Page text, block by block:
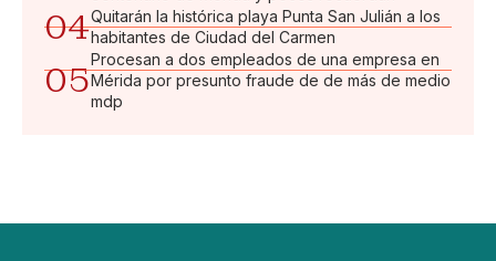
04Quitarán la histórica playa Punta San Julián a los
habitantes de Ciudad del Carmen
05
Procesan a dos empleados de una empresa en
Mérida por presunto fraude de de más de medio
mdp